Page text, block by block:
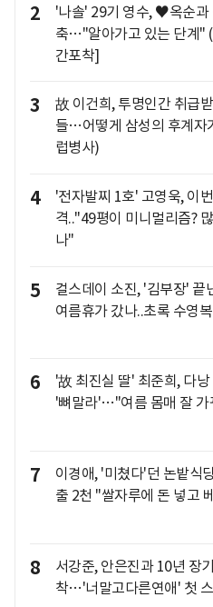
2
'나솔' 29기 영수, ♥옥순과
축…"알아가고 있는 단계"
간포착]
3
故 이건희, 투명인간 취급
들…어떻게 삼성의 후계자
럽병사)
4
'전자발찌 1호' 고영욱, 이
격.."49평이 미니멀리즘?
나"
5
걸스데이 소진, '김부장'
여름휴가 갔나..초록 수영
6
'故 최진실 딸' 최준희, 다
'뼈말라'…"여름 몸매 잘 가
7
이경애, '미쳤다'던 논밭식
출 2천 "쌀자루에 돈 넣고
8
서강준, 안은진과 10년 장
착…'너말고다른연애' 첫